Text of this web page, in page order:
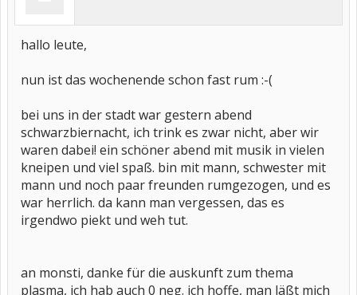
hallo leute,
nun ist das wochenende schon fast rum :-(
bei uns in der stadt war gestern abend
schwarzbiernacht, ich trink es zwar nicht, aber wir
waren dabei! ein schöner abend mit musik in vielen
kneipen und viel spaß. bin mit mann, schwester mit
mann und noch paar freunden rumgezogen, und es
war herrlich. da kann man vergessen, das es
irgendwo piekt und weh tut.
an monsti, danke für die auskunft zum thema
plasma, ich hab auch 0 neg. ich hoffe, man läßt mich